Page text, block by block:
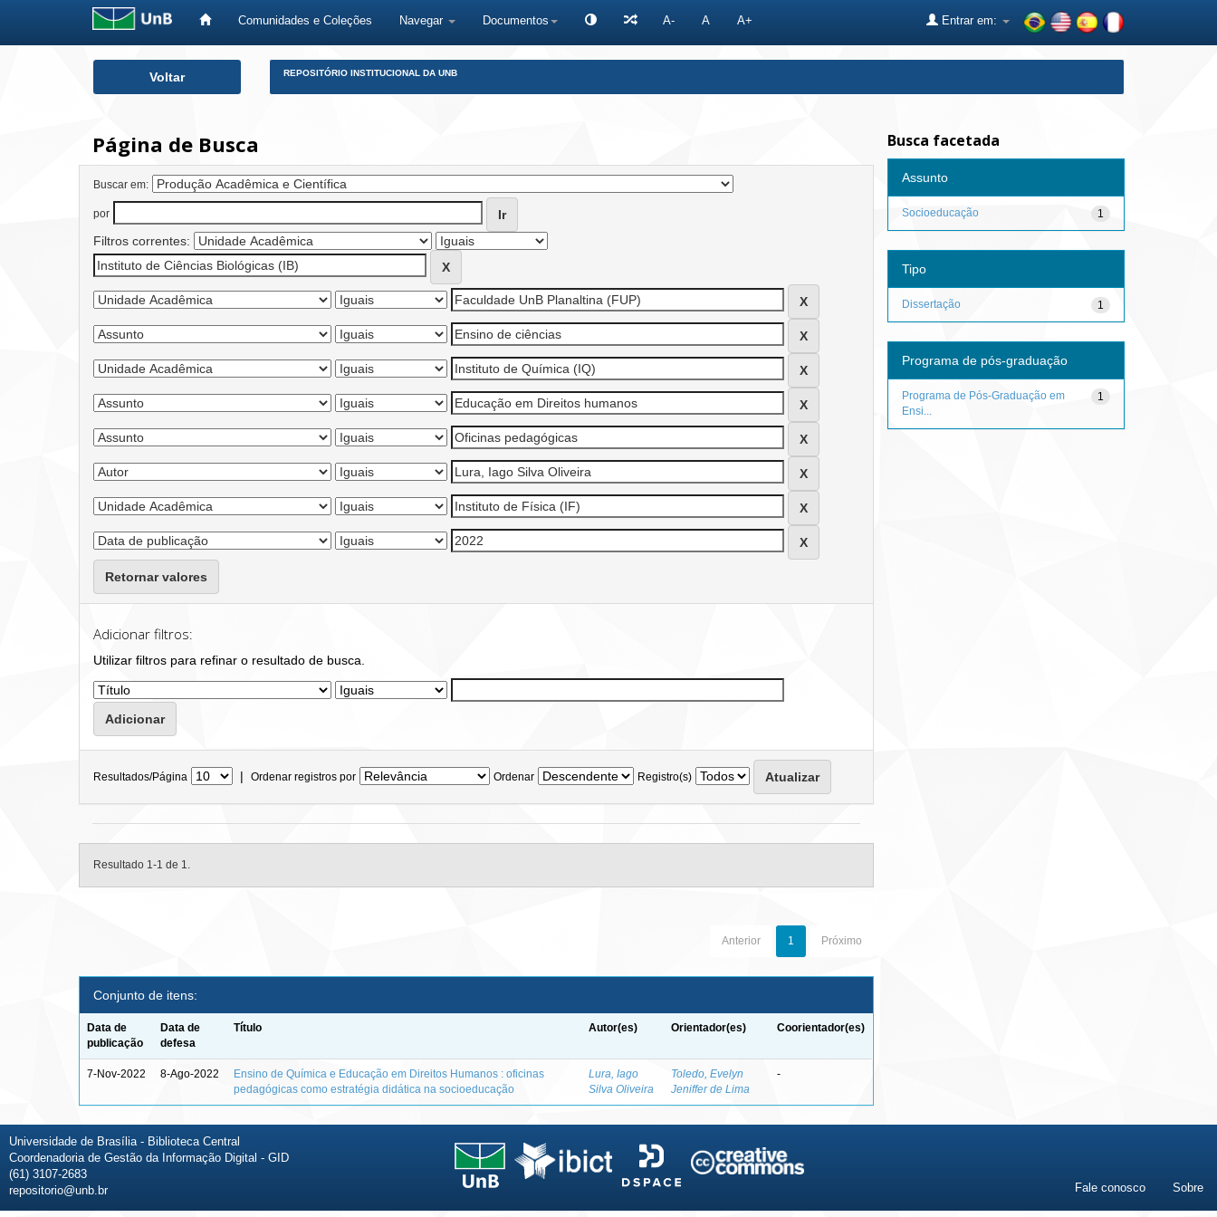
Comunidades e Coleções Navegar Documentos A- A A+ Entrar em:
Voltar REPOSITÓRIO INSTITUCIONAL DA UNB
Página de Busca
Buscar em:
por
Filtros correntes:
Retornar valores
Adicionar filtros:
Utilizar filtros para refinar o resultado de busca.
Resultados/Página | Ordenar registros por Ordenar Registro(s)
Resultado 1-1 de 1.
Anterior 1 Próximo
Conjunto de itens:
Data de
publicação
Data de
defesa
Título Autor(es) Orientador(es) Coorientador(es)
7-Nov-2022 8-Ago-2022
Ensino de Química e Educação em Direitos Humanos : oficinas
pedagógicas como estratégia didática na socioeducação
Lura, Iago
Silva Oliveira
Toledo, Evelyn
Jeniffer de Lima
-
Busca facetada
Assunto
1
Socioeducação
Tipo
1
Dissertação
Programa de pós-graduação
1
Programa de Pós-Graduação em
Ensi...
Universidade de Brasília - Biblioteca Central
Coordenadoria de Gestão da Informação Digital - GID
(61) 3107-2683
repositorio@unb.br
Fale conosco Sobre